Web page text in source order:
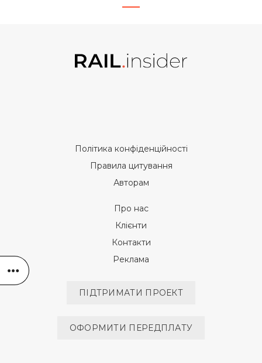
Політика конфіденційності
Правила цитування
Авторам
Про нас
Клієнти
Контакти
Реклама
ПІДТРИМАТИ ПРОЕКТ
ОФОРМИТИ ПЕРЕДПЛАТУ